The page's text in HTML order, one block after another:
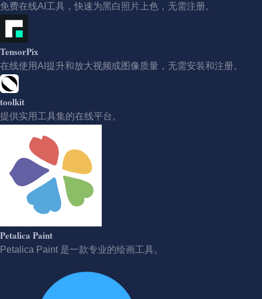
免费在线AI工具，快速为黑白照片上色，无需注册。
TensorPix
在线使用AI提升和放大视频或图像质量，无需安装和注册。
toolkit
提供实用工具集的在线平台。
Petalica Paint
Petalica Paint 是一款专业的绘画工具。